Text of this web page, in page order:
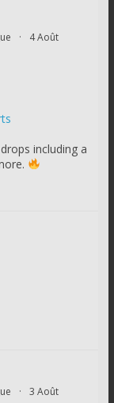
· 4 Août
including a
· 3 Août